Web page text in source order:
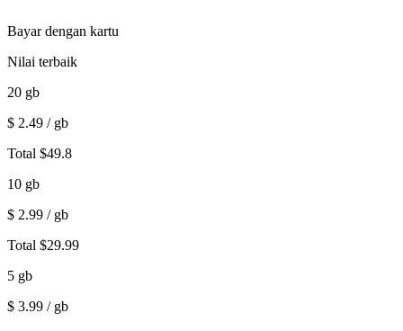
Bayar dengan kartu
Nilai terbaik
20 gb
$ 2.49 / gb
Total $49.8
10 gb
$ 2.99 / gb
Total $29.99
5 gb
$ 3.99 / gb